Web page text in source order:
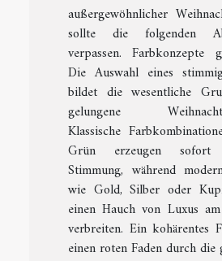
außergewöhnlicher
sollte die folgenden
verpassen. Farbkonzepte
Die Auswahl eines
bildet die wesentliche
gelungene
Klassische
Grün erzeugen sofort
Stimmung, während
wie Gold, Silber oder
einen Hauch von Luxus
verbreiten. Ein kohärentes
einen roten Faden durch die